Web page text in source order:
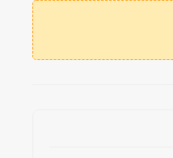
⚠️ كل